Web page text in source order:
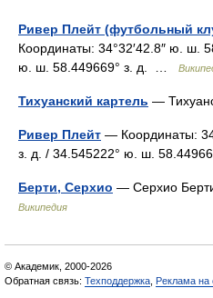
Ривер Плейт (футбольный
Координаты: 34°32′42.8″ ю. ш.
ю. ш. 58.449669° з. д. …
Тихуанский картель —
Ривер Плейт — Координаты:
з. д. / 34.545222° ю. ш.
Берти, Серхио — Серхио
Википедия
© Академик, 2000-2026
Обратная связь: Техподдержка Реклама на